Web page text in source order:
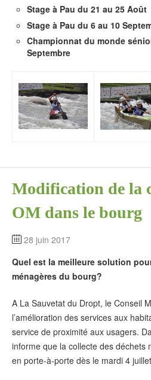
Stage à Pau du 21 au 25 Août
Stage à Pau du 6 au 10
Championnat du monde
Septembre
Modification de la
OM dans le bourg
28 juin 2017
Quel est la meilleure solution
ménagères du bourg?
A La Sauvetat du Dropt, le Conseil
l’amélioration des services aux
service de proximité aux usagers.
informe que la collecte des déchets
en porte-à-porte dès le mardi 4